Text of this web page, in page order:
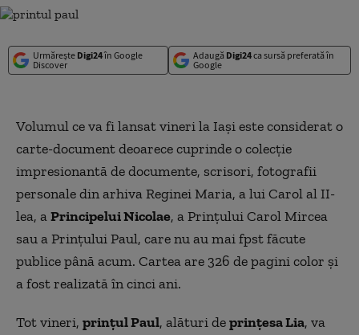
Urmărește Digi24în Google
Discover
Adaugă Digi24ca sursă preferată în
Google
Volumul ce va fi lansat vineri la Iaşi este considerat o
carte-document deoarece cuprinde o colecţie
impresionantă de documente, scrisori, fotografii
personale din arhiva Reginei Maria, a lui Carol al II-
lea, aPrincipelui Nicolae, a Prințului Carol Mircea
sau a Prințului Paul, care nu au mai fpst făcute
publice până acum. Cartea are 326 de pagini color şi
a fost realizată în cinci ani.
Tot vineri, prinţul Paul, alături deprinţesa Lia, va